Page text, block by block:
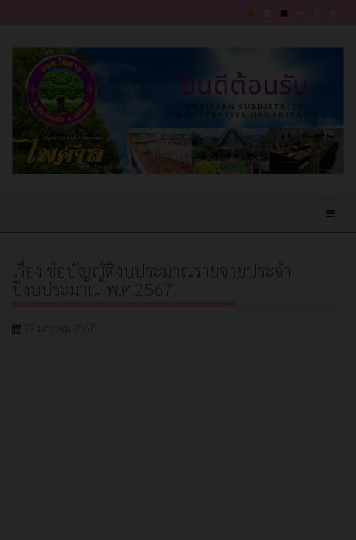
เรื่อง ข้อบัญญัติงบประมาณรายจ่ายประจำ
ปีงบประมาณ พ.ศ.2567
12 มกราคม 2567